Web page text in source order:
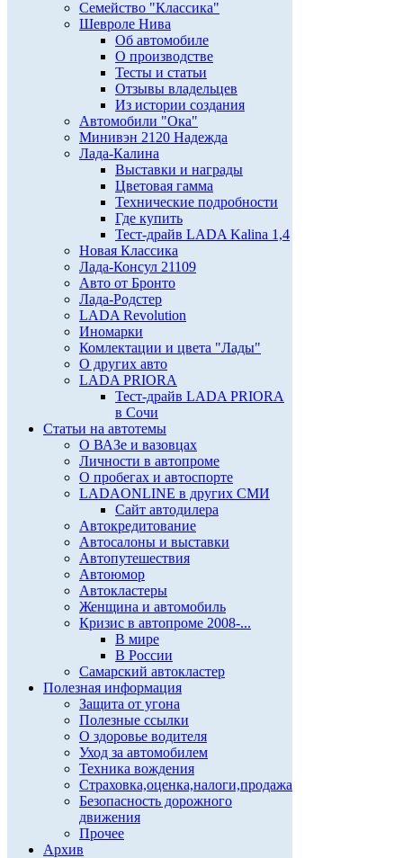
Семейство "Классика"
Шевроле Нива
Об автомобиле
О производстве
Тесты и статьи
Отзывы владельцев
Из истории создания
Автомобили "Ока"
Минивэн 2120 Надежда
Лада-Калина
Выставки и награды
Цветовая гамма
Технические подробности
Где купить
Тест-драйв LADA Kalina 1,4
Новая Классика
Лада-Консул 21109
Авто от Бронто
Лада-Родстер
LADA Revolution
Иномарки
Комлектации и цвета "Лады"
О других авто
LADA PRIORA
Тест-драйв LADA PRIORA
в Сочи
Статьи на автотемы
О ВАЗе и вазовцах
Личности в автопроме
О пробегах и автоспорте
LADAONLINE в других СМИ
Сайт автодилера
Автокредитование
Автосалоны и выставки
Автопутешествия
Автоюмор
Автокластеры
Женщина и автомобиль
Кризис в автопроме 2008-...
В мире
В России
Самарский автокластер
Полезная информация
Защита от угона
Полезные ссылки
О здоровье водителя
Уход за автомобилем
Техника вождения
Страховка,оценка,налоги,продажа
Безопасность дорожного
движения
Прочее
Архив